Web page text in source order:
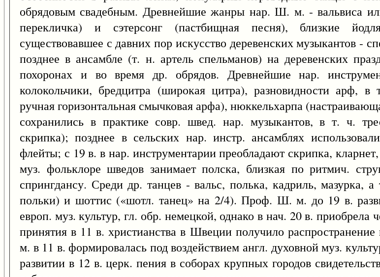
обрядовым свадебным. Древнейшие жанры нар. Ш. м. - вальвиса
перекличка) и сэтерсонг (пастбищная песня), близкие
существовавшее с давних пор искусство деревенских музыкантов -
позднее в ансамбле (т. н. артель спельманов) на деревенских
похоронах и во время др. обрядов. Древнейшие нар.
колокольчики, бредцитра (широкая цитра), разновидности арф, в
ручная горизонтальная смычковая арфа), нюккельхарпа
сохранились в практике совр. швед. нар. музыкантов, в т. ч.
скрипка); позднее в сельских нар. инстр. ансамблях
флейты; с 19 в. в нар. инструментарии преобладают скрипка,
муз. фольклоре шведов занимает полска, близкая по ритмич.
спрингдансу. Среди др. танцев - вальс, полька, кадриль, мазурка, а
польки) и шоттис («шотл. танец» на 2/4). Проф. Ш. м. до 19 в.
европ. муз. культур, гл. обр. немецкой, однако в нач. 20 в.
принятия в 11 в. христианства в Швеции получило
м. в 11 в. формировалась под воздействием англ. духовной муз.
развитии в 12 в. церк. пения в соборах крупных городов